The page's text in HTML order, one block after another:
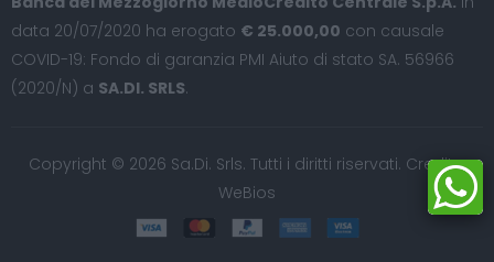
data 20/07/2020 ha erogato € 25.000,00 con causale
COVID-19: Fondo di garanzia PMI Aiuto di stato SA. 56966
(2020/N) a SA.DI. SRLS.
Copyright © 2026 Sa.Di. Srls. Tutti i diritti riservati. Credits:
WeBios